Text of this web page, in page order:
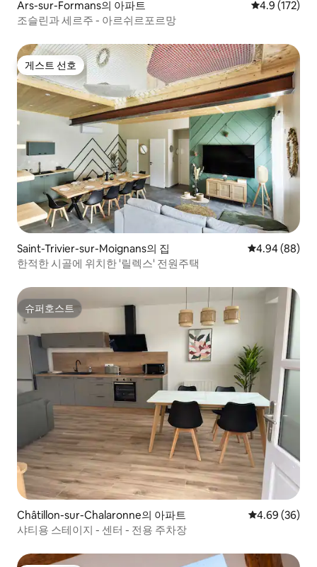
Ars-sur-Formans의 아파트 평점 4.9점(5
4.9 (172)
조슬린과 세르주 - 아르쉬르포르망
게스트 선호
게스트 선호
Saint-Trivier-sur-Moignans의 집 평점 4.94점(5
4.94 (88)
한적한 시골에 위치한 '릴렉스' 전원주택
슈퍼호스트
슈퍼호스트
Châtillon-sur-Chalaronne의 아파트 평점 4.69점(5
4.69 (36)
샤티용 스테이지 - 센터 - 전용 주차장